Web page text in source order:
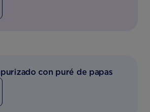
con puré de papas